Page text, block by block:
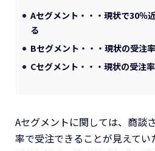
Aセグメント・・・現状で30％
る
Bセグメント・・・現状の受注
Cセグメント・・・現状の受注
Aセグメントに関しては、商談
率で受注できることが見えてい